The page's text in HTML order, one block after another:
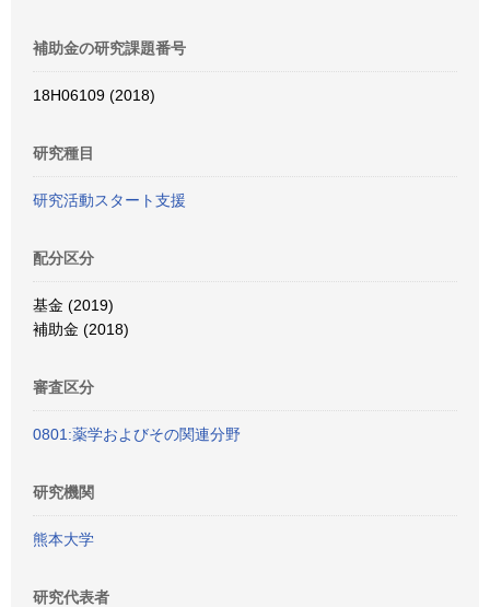
補助金の研究課題番号
18H06109 (2018)
研究種目
研究活動スタート支援
配分区分
基金 (2019)
補助金 (2018)
審査区分
0801:薬学およびその関連分野
研究機関
熊本大学
研究代表者